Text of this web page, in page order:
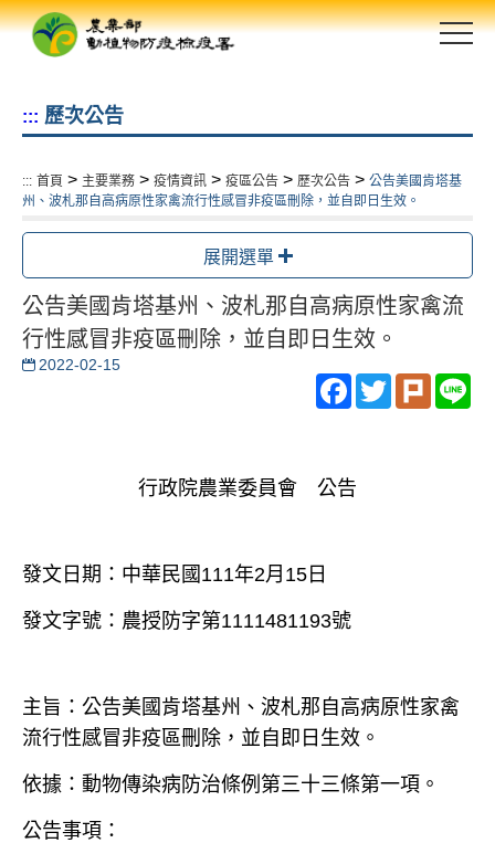
跳
::: 歷次公告
::: 首頁 > 主要業務 > 疫情資訊 > 疫區公告 > 歷次公告 > 公告美國肯塔基
州、波札那自高病原性家禽流行性感冒非疫區刪除，並自即日生效。
展開選單
公告美國肯塔基州、波札那自高病原性家禽流
行性感冒非疫區刪除，並自即日生效。
2022-02-15
Facebook
TwitterPlurk
行政院農業委員會 公告
發文日期：中華民國111年2月15日
發文字號：農授防字第1111481193號
主旨：公告美國肯塔基州、波札那自高病原性家禽
流行性感冒非疫區刪除，並自即日生效。
依據：動物傳染病防治條例第三十三條第一項。
公告事項：